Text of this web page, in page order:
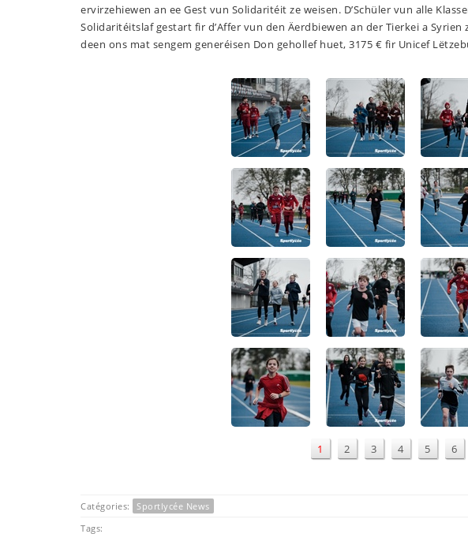
ervirzehiewen an ee Gest vun Solidaritéit ze weisen. D’Schüler vun alle
Solidaritéitslaf gestart fir d’Affer vun den Äerdbiewen an der Tierkei a
deen ons mat sengem generéisen Don gehollef huet, 3175 € fir Unicef
1 2 3 4 5 6
Catégories:
Sportlycée News
Tags: